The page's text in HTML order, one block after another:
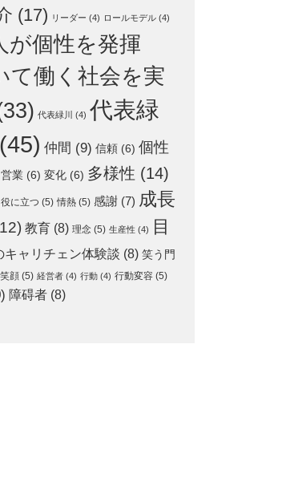
(17) リーダー (4) ロールモデル(4)
が個性を発揮
て働く社会を実
代表緑川 (4) 代表緑
(45) 仲間 (9) 信頼 (6) 個性
営業(6) 変化(6) 多様性 (14)
役に立つ (5) 情熱(5) 感謝(7) 成長
教育(8) 理念(5) 生産性 (4)
目
キャリチェン体験談 (8) 笑う門
笑顔(5) 経営者(4) 行動(4) 行動変容(5)
障碍者(8)